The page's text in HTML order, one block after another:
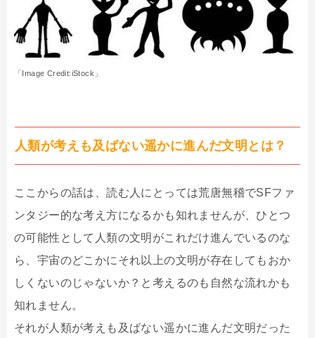
「Image Credit:iStock」
人類が考えも及ばない遥かに進んだ文明とは？
ここからの話は、読む人にとっては荒唐無稽でSFファ
ンタジー的な考え方になるかも知れませんが、ひとつ
の可能性として人類の文明がこれだけ進んでいるのな
ら、宇宙のどこかにそれ以上の文明が存在してもおか
しくないのじゃないか？と考えるのも自然な流れかも
知れません。
それが人類が考えも及ばない遥かに進んだ文明だった